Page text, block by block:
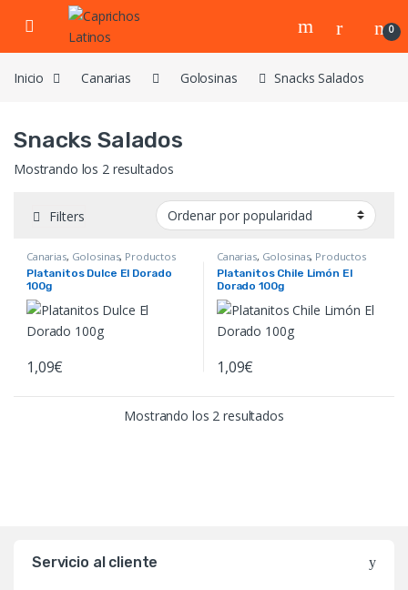
Skip to navigation
Skip to content
0
Inicio Canarias Golosinas Snacks Salados
Snacks Salados
Mostrando los 2 resultadosOrdenado por popularidad
Filters
Canarias, Golosinas, Productos
Venezolanos,Snacks Salados
Platanitos Dulce El Dorado
100g
1,09€
Canarias, Golosinas, Productos
Productos
Venezolanos,Snacks Salados
Platanitos Chile Limón El
Dorado 100g
1,09€
Mostrando los 2 resultadosOrdenado por
Servicio al cliente